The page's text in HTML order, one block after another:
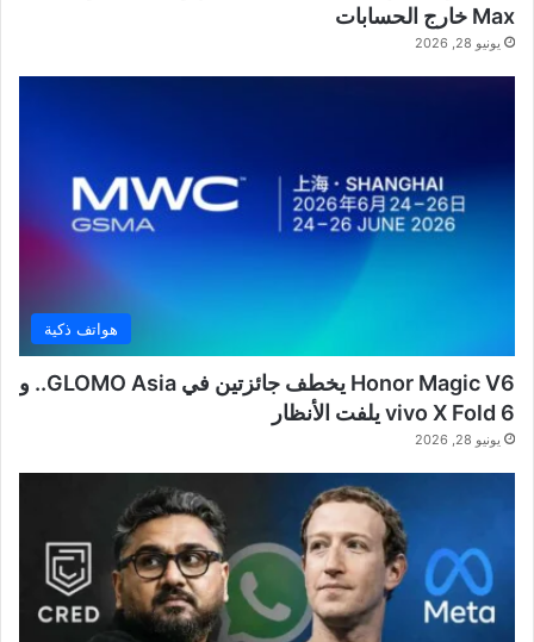
Max خارج الحسابات
يونيو 28, 2026
هواتف ذكية
Honor Magic V6 يخطف جائزتين في GLOMO Asia.. و
vivo X Fold 6 يلفت الأنظار
يونيو 28, 2026